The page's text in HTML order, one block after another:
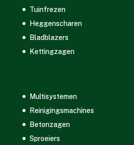
Tuinfrezen
Heggenscharen
Bladblazers
Kettingzagen
Multisystemen
Reinigingsmachines
Betonzagen
Sproeiers